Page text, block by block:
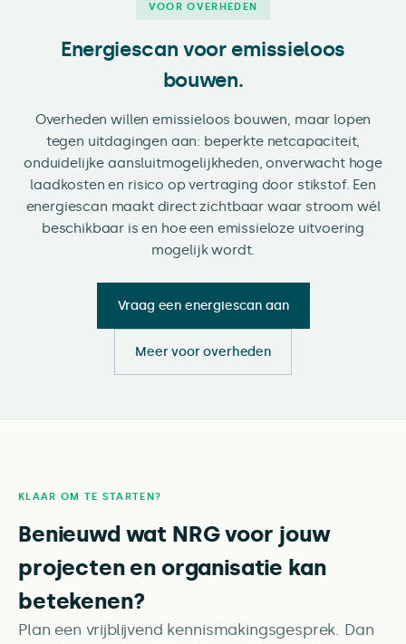
VOOR OVERHEDEN
Energiescan voor emissieloos
bouwen.
Overheden willen emissieloos bouwen, maar lopen
tegen uitdagingen aan: beperkte netcapaciteit,
onduidelijke aansluitmogelijkheden, onverwacht hoge
laadkosten en risico op vertraging door stikstof. Een
energiescan maakt direct zichtbaar waar stroom wél
beschikbaar is en hoe een emissieloze uitvoering
mogelijk wordt.
Vraag een energiescan aan
Meer voor overheden
KLAAR OM TE STARTEN?
Benieuwd wat NRG voor jouw
projecten en organisatie kan
betekenen?
Plan een vrijblijvend kennismakingsgesprek. Dan